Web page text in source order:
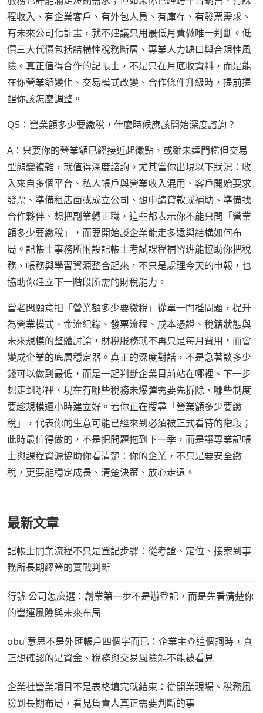
程收入、有企業客戶、有外包人員、有庫存、有發票需求、
有未來公司化計畫，就不建議只用最低月費做唯一判斷。低
價三大代價包括結構性稅務斷層、專業人力缺口與合規性風
險。真正值得合作的記帳士，不是只在月底收資料，而是能
在你營業額變化、交易模式改變、合作條件升級時，提前提
醒你該怎麼調整。
Q5：營業額多少要繳稅，什麼時候應該開始深度諮詢？
A：只要你的營業額已經接近起徵點，或雖未達門檻但交易
型態變複雜，就值得深度諮詢。尤其當你出現以下狀況：收
入來自多個平台、私人帳戶與營業收入混用、客戶開始要求
發票、準備租店面或成立公司、想申請貸款或補助、準備找
合作夥伴、想把副業轉正職，這些都表示你不能只問「營業
額多少要繳稅」，而要開始談企業能走多遠與結構如何布
局。記帳士事務所附設記帳士考試課程補習班能協助你把稅
務、帳務與學習資源整合起來，不只是處理今天的申報，也
協助你建立下一階段所需的財稅能力。
當老闆願意把「營業額多少要繳稅」從單一門檻問題，提升
為營業模式、金流紀錄、發票流程、成本憑證、稅籍狀態與
未來規模的整體討論，財稅服務就不再只是每月費用，而會
變成企業的底層穩定器。真正的深度對話，不是急著談多少
錢可以做到最低，而是一起判斷企業目前站在哪裡、下一步
想走到哪裡、現在有哪些稅務未爆彈需要先拆除、哪些制度
要趁規模還小時建立好。若你正在搜尋「營業額多少要繳
稅」，代表你的生意可能已經來到必須被正式看待的階段；
此時最值得做的，不是把問題拖到下一季，而是讓專業記帳
士與課程資源協助你看清楚：你的企業，不只是要安全繳
稅，更要能穩定成長、清楚決策、放心走遠。
最新文章
記帳士開業流程不只是登記步驟：從考證、定位、接案到事
務所長期經營的實戰判斷
行號 公司怎麼選：創業第一步不是辦登記，而是先看清楚你
的營運風險與未來布局
obu 意思不是外匯帳戶四個字而已：企業主查這個詞時，真
正想確認的是資金、稅務與交易風險能不能被看見
企業社營業項目不是表格填完就結束：從開業現場、稅務風
險到長期布局，看見負責人真正需要判斷的事